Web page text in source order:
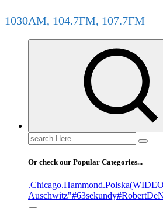
1030AM, 104.7FM, 107.7FM
Or check our Popular Categories...
.Chicago.Hammond.Polska
Auschwitz"#63sekundy